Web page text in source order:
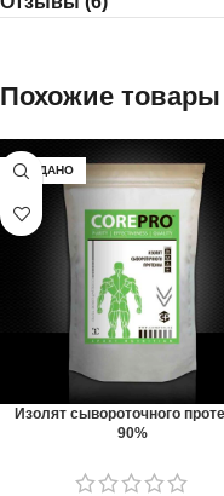
Похожие товары
ПРОДАНО
Изолят сывороточного
90%